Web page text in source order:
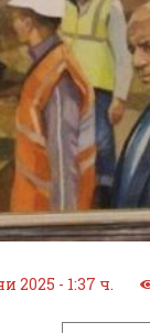
2025 - 1:37 ч.